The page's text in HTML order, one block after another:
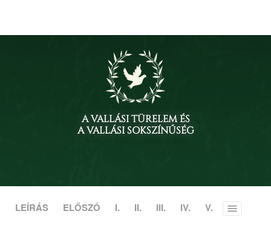
A VALLÁSI TÜRELEM ÉS
A VALLÁSI SOKSZÍNŰSÉG
LEÍRÁS ELŐSZÓ I. II. III. IV. V. Toggle